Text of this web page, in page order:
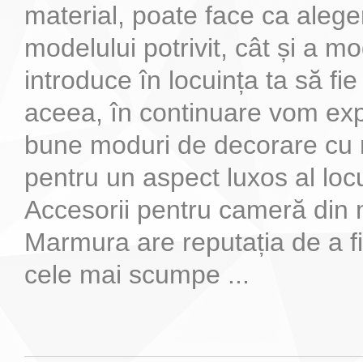
material, poate face ca
modelului potrivit, cât și a
introduce în locuința ta să
aceea, în continuare vom
bune moduri de decorare cu
pentru un aspect luxos al
Accesorii pentru cameră din
Marmura are reputația de a
cele mai scumpe ...